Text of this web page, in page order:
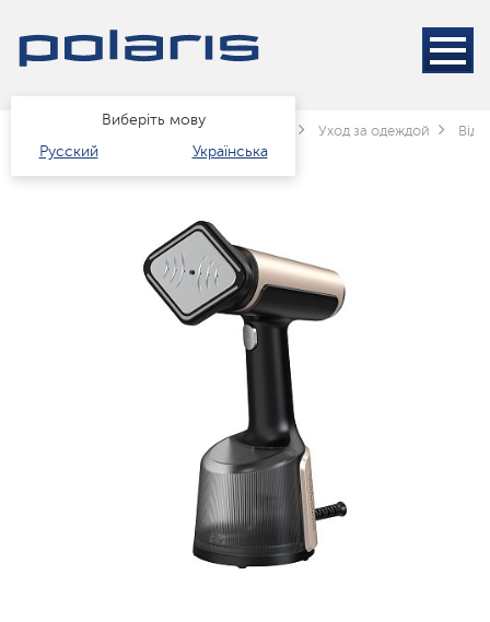
Виберіть мову
Русский
Українська
Каталог Техніка для дому Уход за одеждой